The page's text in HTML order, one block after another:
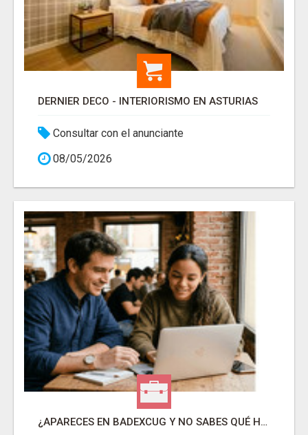
DERNIER DECO - INTERIORISMO EN ASTURIAS
Consultar con el anunciante
08/05/2026
¿APARECES EN BADEXCUG Y NO SABES QUÉ HACER?